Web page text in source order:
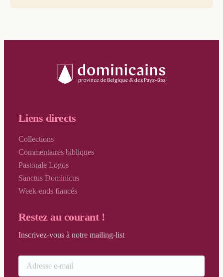
Liens directs
Collections
Commentaires bibliques
Pastorale Logos
Sanctus Dominicus
Week-ends fiancés
Restez au courant !
Inscrivez-vous à notre mailing-list